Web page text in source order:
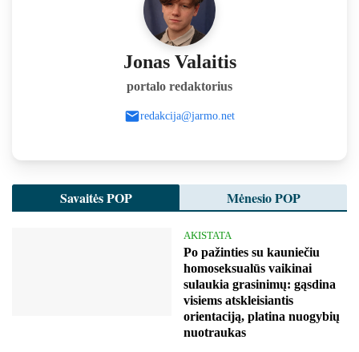
Jonas Valaitis
portalo redaktorius
redakcija@jarmo.net
Savaitės POP Mėnesio POP
AKISTATA
Po pažinties su kauniečiu
homoseksualūs vaikinai
sulaukia grasinimų: gąsdina
visiems atskleisiantis
orientaciją, platina nuogybių
nuotraukas